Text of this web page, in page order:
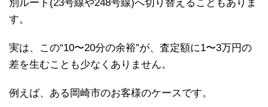
別ルート(23号線や248号線)へ切り替えることもありま
す。
実は、この“10〜20分の余裕”が、査定額に1〜3万円の
差を生むことも少なくありません。
例えば、ある岡崎市のお客様のケースです。